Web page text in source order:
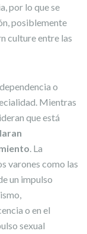
por lo que se
posiblemente
culture entre las
o
Mientras
que está
. La
varones como las
un impulso
o en el
sexual